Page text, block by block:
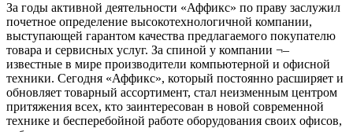
За годы активной деятельности «Аффикс» по праву заслужил
почетное определение высокотехнологичной компании,
выступающей гарантом качества предлагаемого покупателю
товара и сервисных услуг. За спиной у компании ¬–
известные в мире производители компьютерной и офисной
техники. Сегодня «Аффикс», который постоянно расширяет и
обновляет товарный ассортимент, стал неизменным центром
притяжения всех, кто заинтересован в новой современной
технике и бесперебойной работе оборудования своих офисов,